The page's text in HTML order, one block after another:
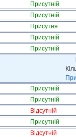
Присутній
Присутній
Присутня
Присутній
Присутній
Присутній
Присутній
Відсутній
Присутній
Відсутній